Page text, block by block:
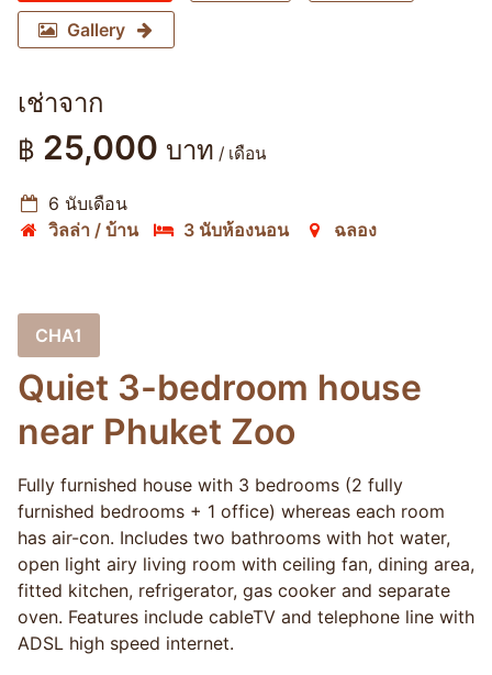
Gallery
เช่าจาก
฿ 25,000 บาท / เดือน
6 นับเดือน
วิลล่า / บ้าน
3 นับห้องนอน ฉลอง
CHA1
Quiet 3-bedroom house
near Phuket Zoo
Fully furnished house with 3 bedrooms (2 fully
furnished bedrooms + 1 office) whereas each room
has air-con. Includes two bathrooms with hot water,
open light airy living room with ceiling fan, dining area,
fitted kitchen, refrigerator, gas cooker and separate
oven. Features include cableTV and telephone line with
ADSL high speed internet.